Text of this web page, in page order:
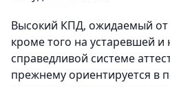
Высокий КПД, ожидаемый от
кроме того на устаревшей и
справедливой системе
прежнему ориентируется в